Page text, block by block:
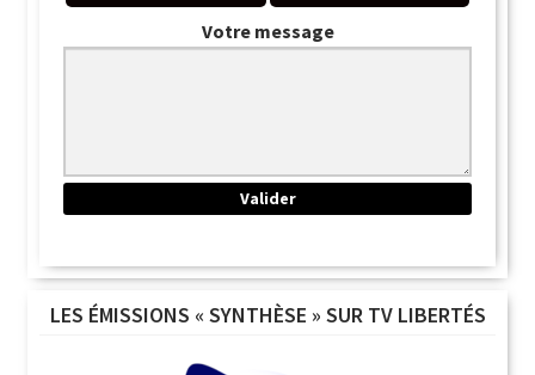
Votre message
LES ÉMISSIONS « SYNTHÈSE » SUR TV LIBERTÉS